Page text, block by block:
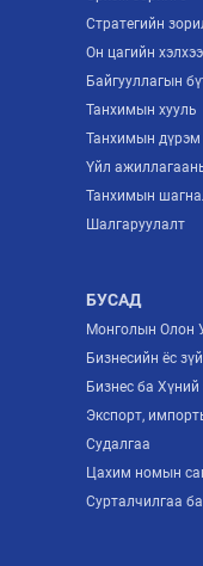
Стратегийн
Он цагийн
Байгууллагын
Танхимын хууль
Танхимын дүрэм
Үйл
Танхимын
Шалгаруулалт
БУСАД
Монголын Олон
Бизнесийн ёс
Бизнес ба Хүний
Экспорт,
Судалгаа
Цахим номын
Сурталчилгаа